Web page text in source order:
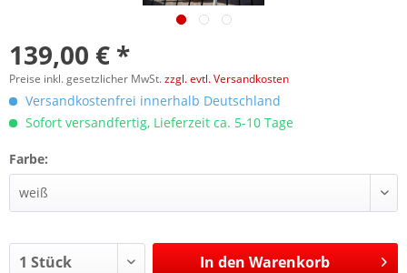
139,00 € *
Preise inkl. gesetzlicher MwSt.zzgl. evtl. Versandkosten
Versandkostenfrei innerhalb Deutschland
Sofort versandfertig, Lieferzeit ca. 5-10 Tage
Farbe:
In den Warenkorb